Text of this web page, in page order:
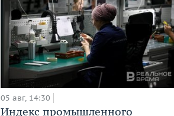
05 авг, 14:30
Индекс промышленного